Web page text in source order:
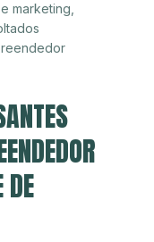
marketing,